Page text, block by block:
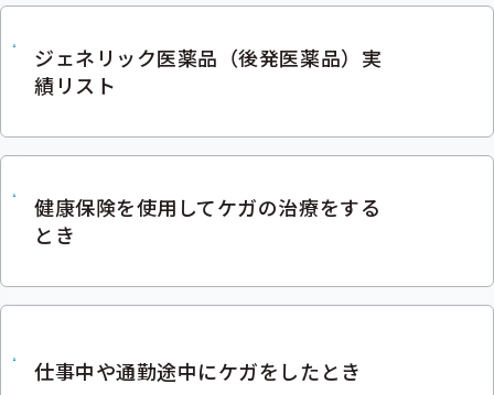
ー
ニ
ー
ジェネリック医薬品（後発医薬品）実
績リスト
健康保険を使用してケガの治療をする
とき
仕事中や通勤途中にケガをしたとき